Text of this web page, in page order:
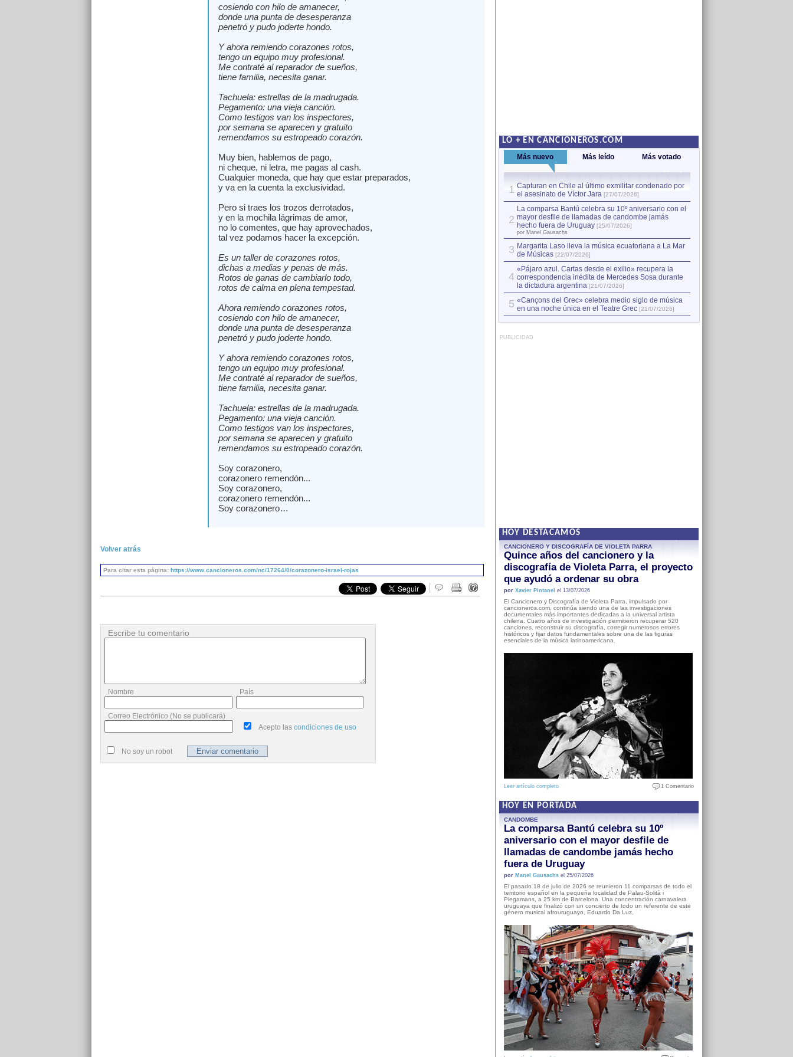
cosiendo con hilo de amanecer,
donde una punta de desesperanza
penetró y pudo joderte hondo.
Y ahora remiendo corazones rotos,
tengo un equipo muy profesional.
Me contraté al reparador de sueños,
tiene familia, necesita ganar.
Tachuela: estrellas de la madrugada.
Pegamento: una vieja canción.
Como testigos van los inspectores,
por semana se aparecen y gratuito
remendamos su estropeado corazón.
Muy bien, hablemos de pago,
ni cheque, ni letra, me pagas al cash.
Cualquier moneda, que hay que estar preparados,
y va en la cuenta la exclusividad.
Pero si traes los trozos derrotados,
y en la mochila lágrimas de amor,
no lo comentes, que hay aprovechados,
tal vez podamos hacer la excepción.
Es un taller de corazones rotos,
dichas a medias y penas de más.
Rotos de ganas de cambiarlo todo,
rotos de calma en plena tempestad.
Ahora remiendo corazones rotos,
cosiendo con hilo de amanecer,
donde una punta de desesperanza
penetró y pudo joderte hondo.
Y ahora remiendo corazones rotos,
tengo un equipo muy profesional.
Me contraté al reparador de sueños,
tiene familia, necesita ganar.
Tachuela: estrellas de la madrugada.
Pegamento: una vieja canción.
Como testigos van los inspectores,
por semana se aparecen y gratuito
remendamos su estropeado corazón.
Soy corazonero,
corazonero remendón...
Soy corazonero,
corazonero remendón...
Soy corazonero…
Volver atrás
Para citar esta página: https://www.cancioneros.com/nc/17264/0/corazonero-israel-rojas
Escribe tu comentario
Nombre País
Correo Electrónico (No se publicará)
Acepto las condiciones de uso
No soy un robot
LO + EN CANCIONEROS.COM
Más nuevo Más leído Más votado
1 Capturan en Chile al último exmilitar condenado por
el asesinato de Víctor Jara [27/07/2026]
2
La comparsa Bantú celebra su 10º aniversario con el
mayor desfile de llamadas de candombe jamás
hecho fuera de Uruguay [25/07/2026]
por Manel Gausachs
3 Margarita Laso lleva la música ecuatoriana a La Mar
de Músicas [22/07/2026]
4
«Pájaro azul. Cartas desde el exilio» recupera la
correspondencia inédita de Mercedes Sosa durante
la dictadura argentina [21/07/2026]
5 «Cançons del Grec» celebra medio siglo de música
en una noche única en el Teatre Grec [21/07/2026]
PUBLICIDAD
HOY DESTACAMOS
CANCIONERO Y DISCOGRAFÍA DE VIOLETA PARRA
Quince años del cancionero y la
discografía de Violeta Parra, el proyecto
que ayudó a ordenar su obra
por Xavier Pintanel el 13/07/2026
El Cancionero y Discografía de Violeta Parra, impulsado por
cancioneros.com, continúa siendo una de las investigaciones
documentales más importantes dedicadas a la universal artista
chilena. Cuatro años de investigación permitieron recuperar 520
canciones, reconstruir su discografía, corregir numerosos errores
históricos y fijar datos fundamentales sobre una de las figuras
esenciales de la música latinoamericana.
Leer artículo completo 1 Comentario
HOY EN PORTADA
CANDOMBE
La comparsa Bantú celebra su 10º
aniversario con el mayor desfile de
llamadas de candombe jamás hecho
fuera de Uruguay
por Manel Gausachsel 25/07/2026
El pasado 18 de julio de 2026 se reunieron 11 comparsas de todo el
territorio español en la pequeña localidad de Palau-Solità i
Plegamans, a 25 km de Barcelona. Una concentración carnavalera
uruguaya que finalizó con un concierto de todo un referente de este
género musical afrouruguayo, Eduardo Da Luz.